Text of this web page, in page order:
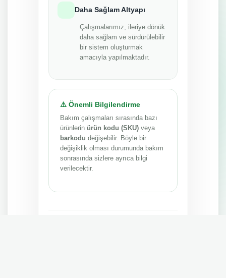
Daha Sağlam Altyapı
Çalışmalarımız, ileriye dönük
daha sağlam ve sürdürülebilir
bir sistem oluşturmak
amacıyla yapılmaktadır.
⚠️ Önemli Bilgilendirme
Bakım çalışmaları sırasında bazı
ürünlerin ürün kodu (SKU) veya
barkodu değişebilir. Böyle bir
değişiklik olması durumunda bakım
sonrasında sizlere ayrıca bilgi
verilecektir.